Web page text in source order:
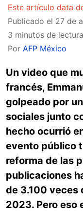
Este artículo data
Publicado el 27 de
3 minutos de lectura
Por AFP México
Un video que
francés,
golpeado por
sociales junto
hecho ocurrió
evento público
reforma de las
publicaciones
de 3.100 veces
2023. Pero eso